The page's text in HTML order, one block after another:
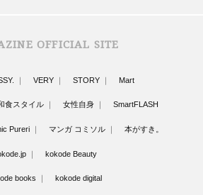
OFFICIAL SITE
VERY STORY Mart
食スタイル 女性自身 SmartFLASH
Pureri マンガ コミソル 本がすき。
kokode Beauty
books kokode digital